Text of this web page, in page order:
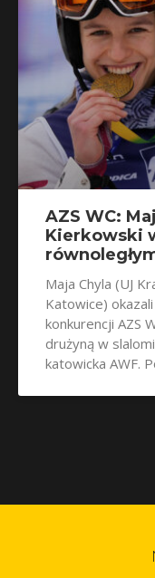
AZS WC:
Kierkowski
Maja Chyla (UJ
Katowice)
konkurencji AZS
drużyną w
katowicka AWF.